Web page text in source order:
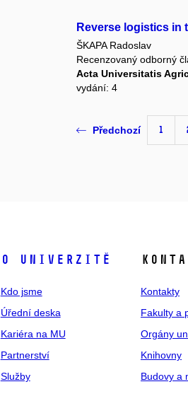
Reverse logistics in
ŠKAPA Radoslav
Recenzovaný odborný
Acta Universitatis
vydání: 4
Předchozí 1
O univerzitě
Kdo jsme
Úřední deska
Kariéra na MU
Partnerství
Služby
Kontakty
Fakulty a
Orgány
Knihovny
Budovy a